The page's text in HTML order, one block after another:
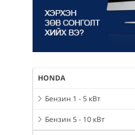
HONDA
Бензин 1 - 5 кВт
Бензин 5 - 10 кВт